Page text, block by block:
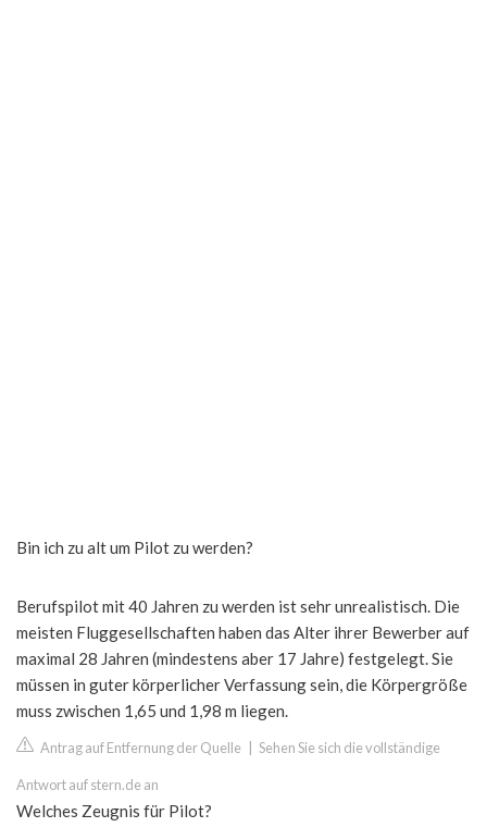
Bin ich zu alt um Pilot zu werden?
Berufspilot mit 40 Jahren zu werden ist sehr unrealistisch. Die
meisten Fluggesellschaften haben das Alter ihrer Bewerber auf
maximal 28 Jahren (mindestens aber 17 Jahre) festgelegt. Sie
müssen in guter körperlicher Verfassung sein, die Körpergröße
muss zwischen 1,65 und 1,98 m liegen.
Antrag auf Entfernung der Quelle Sehen Sie sich die vollständige
Antwort auf stern.de an
Welches Zeugnis für Pilot?